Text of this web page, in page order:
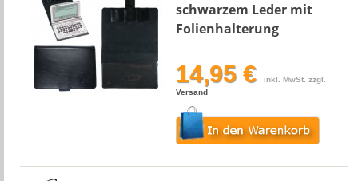
schwarzem Leder mit
Folienhalterung
14,95 €
inkl. MwSt. zzgl.
Versand